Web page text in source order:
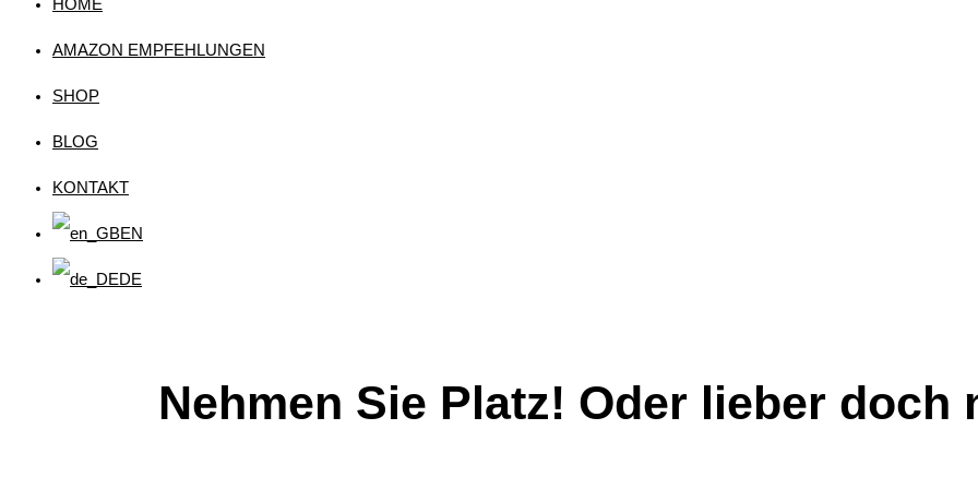
HOME
AMAZON EMPFEHLUNGEN
SHOP
BLOG
KONTAKT
EN
DE
Nehmen Sie Platz! Oder lieber doch